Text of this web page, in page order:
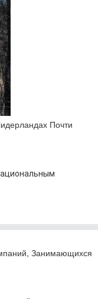
Почти
Занимающихся